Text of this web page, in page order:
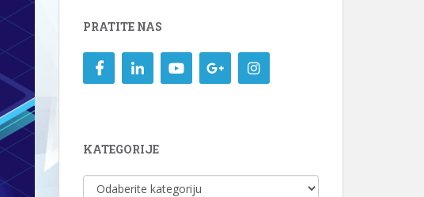
PRATITE NAS
KATEGORIJE
KATEGORIJE